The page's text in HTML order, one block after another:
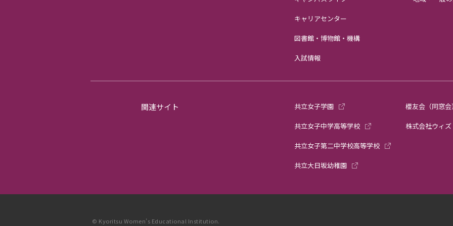
キャリアセンター
図書館・博物館・機構
入試情報
関連サイト 共立女子学園
共立女子中学高等学校
共立女子第二中学校高等学校
共立大日坂幼稚園
櫻友会（同窓会）
株式会社ウィ
© Kyoritsu Women’s Educational Institution.